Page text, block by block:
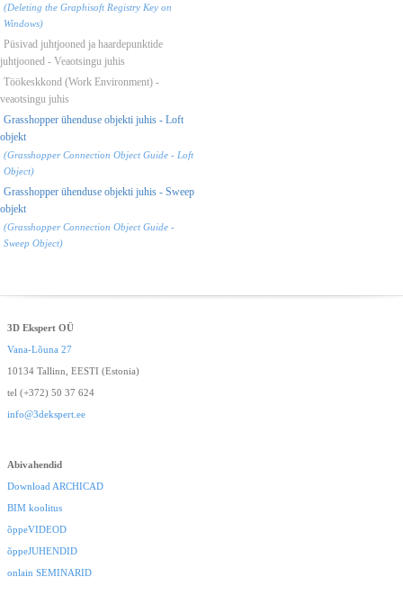
(Deleting the Graphisoft Registry Key on
Windows)
Püsivad juhtjooned ja haardepunktide
juhtjooned - Veaotsingu juhis
Töökeskkond (Work Environment) -
veaotsingu juhis
Grasshopper ühenduse objekti juhis - Loft
objekt
(Grasshopper Connection Object Guide - Loft
Object)
Grasshopper ühenduse objekti juhis - Sweep
objekt
(Grasshopper Connection Object Guide -
Sweep Object)
3D Ekspert OÜ
Vana-Lõuna 27
10134 Tallinn, EESTI (Estonia)
tel (+372) 50 37 624
info@3dekspert.ee
Abivahendid
Download ARCHICAD
BIM koolitus
õppeVIDEOD
õppeJUHENDID
onlain SEMINARID